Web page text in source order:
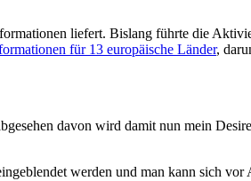
liefert. Bislang führte die
für 13 europäische Länder,
davon wird damit nun mein
werden und man kann sich